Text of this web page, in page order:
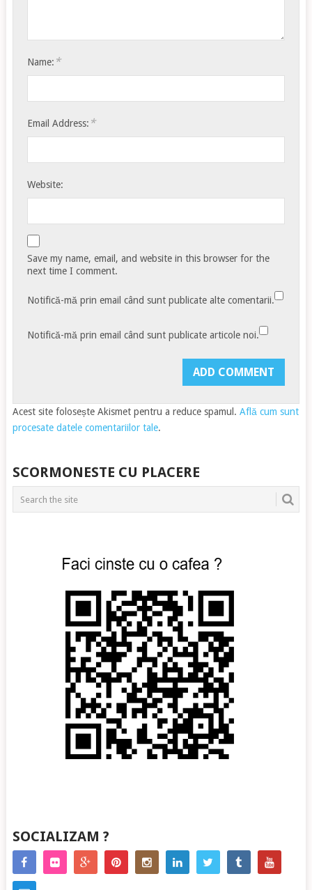
Name: *
Email Address: *
Website:
Save my name, email, and website in this browser for the
next time I comment.
Notifică-mă prin email când sunt publicate alte comentarii.
Notifică-mă prin email când sunt publicate articole noi.
Acest site folosește Akismet pentru a reduce spamul. Află cum sunt
procesate datele comentariilor tale.
SCORMONESTE CU PLACERE
SOCIALIZAM ?